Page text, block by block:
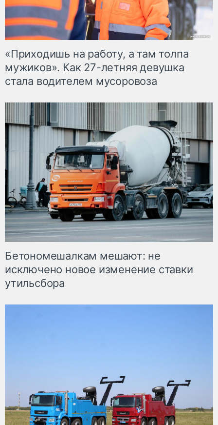
«Приходишь на работу, а там толпа
мужиков». Как 27-летняя девушка
стала водителем мусоровоза
Бетономешалкам мешают: не
исключено новое изменение ставки
утильсбора